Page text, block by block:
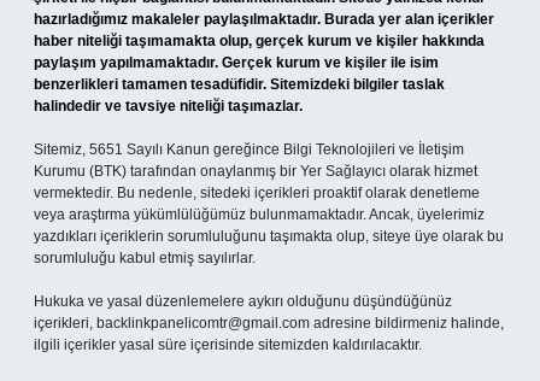
hazırladığımız makaleler paylaşılmaktadır. Burada yer alan içerikler
haber niteliği taşımamakta olup, gerçek kurum ve kişiler hakkında
paylaşım yapılmamaktadır. Gerçek kurum ve kişiler ile isim
benzerlikleri tamamen tesadüfidir. Sitemizdeki bilgiler taslak
halindedir ve tavsiye niteliği taşımazlar.
Sitemiz, 5651 Sayılı Kanun gereğince Bilgi Teknolojileri ve İletişim
Kurumu (BTK) tarafından onaylanmış bir Yer Sağlayıcı olarak hizmet
vermektedir. Bu nedenle, sitedeki içerikleri proaktif olarak denetleme
veya araştırma yükümlülüğümüz bulunmamaktadır. Ancak, üyelerimiz
yazdıkları içeriklerin sorumluluğunu taşımakta olup, siteye üye olarak bu
sorumluluğu kabul etmiş sayılırlar.
Hukuka ve yasal düzenlemelere aykırı olduğunu düşündüğünüz
içerikleri, backlinkpanelicomtr@gmail.com adresine bildirmeniz halinde,
ilgili içerikler yasal süre içerisinde sitemizden kaldırılacaktır.